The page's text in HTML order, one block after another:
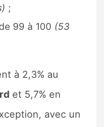
;
99 à 100 (53
à 2,3% au
et 5,7% en
avec un